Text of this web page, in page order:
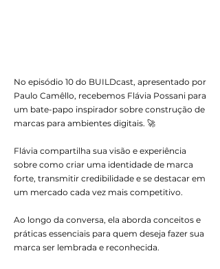
No episódio 10 do BUILDcast, apresentado por
Paulo Camêllo, recebemos Flávia Possani para
um bate-papo inspirador sobre construção de
marcas para ambientes digitais. 🚀
Flávia compartilha sua visão e experiência
sobre como criar uma identidade de marca
forte, transmitir credibilidade e se destacar em
um mercado cada vez mais competitivo.
Ao longo da conversa, ela aborda conceitos e
práticas essenciais para quem deseja fazer sua
marca ser lembrada e reconhecida.